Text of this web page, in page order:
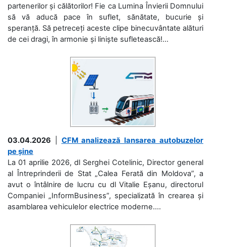
partenerilor și călătorilor! Fie ca Lumina Învierii Domnului
să vă aducă pace în suflet, sănătate, bucurie și
speranță. Să petreceți aceste clipe binecuvântate alături
de cei dragi, în armonie și liniște sufletească!...
03.04.2026
CFM analizează lansarea autobuzelor
pe șine
La 01 aprilie 2026, dl Serghei Cotelinic, Director general
al Întreprinderii de Stat „Calea Ferată din Moldova”, a
avut o întâlnire de lucru cu dl Vitalie Eșanu, directorul
Companiei „InformBusiness”, specializată în crearea și
asamblarea vehiculelor electrice moderne....